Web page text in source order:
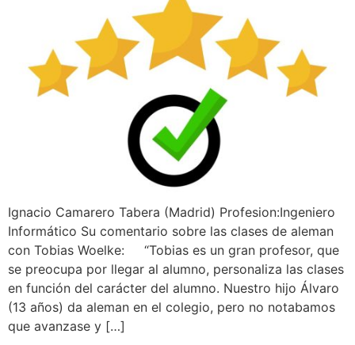
Ignacio Camarero Tabera (Madrid) Profesion:Ingeniero
Informático Su comentario sobre las clases de aleman
con Tobias Woelke: “Tobias es un gran profesor, que
se preocupa por llegar al alumno, personaliza las clases
en función del carácter del alumno. Nuestro hijo Álvaro
(13 años) da aleman en el colegio, pero no notabamos
que avanzase y […]